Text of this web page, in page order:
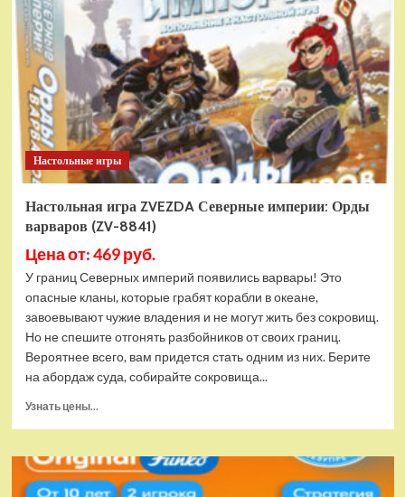
Три
кота:
День
Рождения
Папы
(ZV-
8924)
Настольные игры
Настольная игра ZVEZDA Северные империи: Орды
варваров (ZV-8841)
Цена от: 469 руб.
У границ Северных империй появились варвары! Это
опасные кланы, которые грабят корабли в океане,
завоевывают чужие владения и не могут жить без сокровищ.
Но не спешите отгонять разбойников от своих границ.
Вероятнее всего, вам придется стать одним из них. Берите
на абордаж суда, собирайте сокровища...
Узнать цены...
Настольная
игра
ZVEZDA